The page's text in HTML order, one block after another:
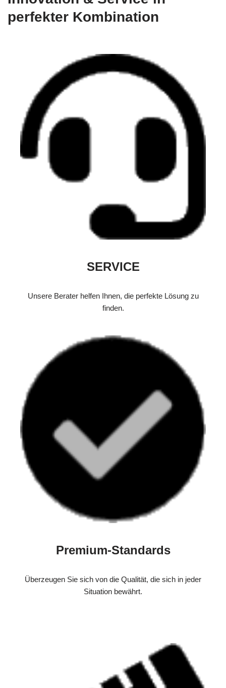
perfekter Kombination
SERVICE
Unsere Berater helfen Ihnen, die perfekte Lösung zu
finden.
Premium-Standards
Überzeugen Sie sich von die Qualität, die sich in jeder
Situation bewährt.